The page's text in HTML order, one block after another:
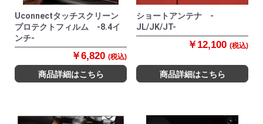
Uconnectタッチスクリーン
プロテクトフィルム -8.4イ
ンチ-
￥6,820 (税込)
商品詳細はこちら
ショートアンテナ -
JL/JK/JT-
￥12,100 (税込)
商品詳細はこちら